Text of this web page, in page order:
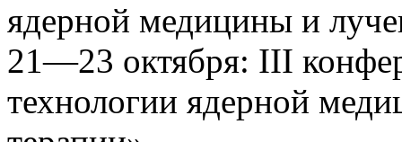
ядерной медицины и
21—23 октября: III
технологии ядерной